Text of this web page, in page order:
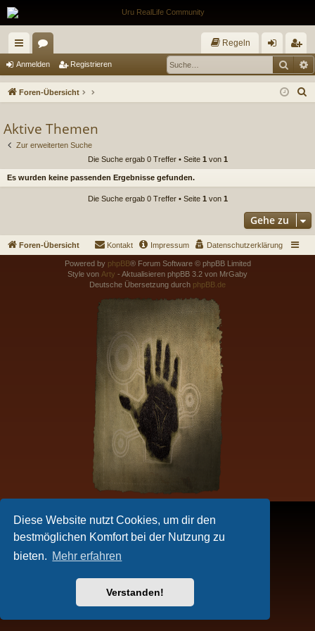
Diese Website nutzt Cookies, um dir den
bestmöglichen Komfort bei der Nutzung zu
bieten. Mehr erfahren
Verstanden!
ch
ne
ug
riff
or
en
Regeln
m
eg
ist
Anmelden Registrieren
Foren-Übersicht
Aktive Themen
Zur erweiterten Suche
Die Suche ergab 0 Treffer • Seite 1 von 1
Es wurden keine passenden Ergebnisse gefunden.
Die Suche ergab 0 Treffer • Seite 1 von 1
Gehe zu
Foren-Übersicht Datenschutzerklärung
Impressum
Kontakt
Powered by phpBB® Forum Software © phpBB Limited
Style von Arty - Aktualisieren phpBB 3.2 von MrGaby
Deutsche Übersetzung durch phpBB.de